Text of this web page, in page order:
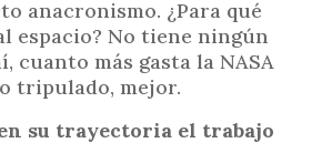
anacronismo. ¿Para qué
espacio? No tiene ningún
cuanto más gasta la NASA
tripulado, mejor.
su trayectoria el trabajo